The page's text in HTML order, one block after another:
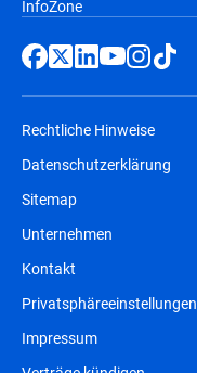
InfoZone
Rechtliche Hinweise
Datenschutzerklärung
Sitemap
Unternehmen
Kontakt
Privatsphäreeinstellungen
Impressum